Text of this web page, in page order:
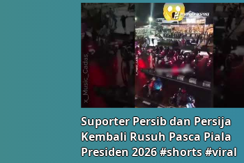
Suporter Persib dan Persija
Kembali Rusuh Pasca Piala
Presiden 2026 #shorts #viral